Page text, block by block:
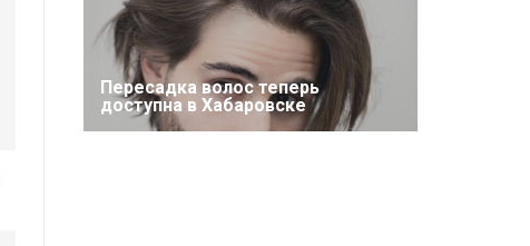
Пересадка волос теперь
доступна в Хабаровске